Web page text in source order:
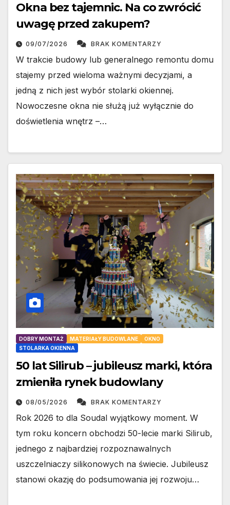
Okna bez tajemnic. Na co zwrócić
uwagę przed zakupem?
09/07/2026 BRAK KOMENTARZY
W trakcie budowy lub generalnego remontu domu
stajemy przed wieloma ważnymi decyzjami, a
jedną z nich jest wybór stolarki okiennej.
Nowoczesne okna nie służą już wyłącznie do
doświetlenia wnętrz –…
DOBRY MONTAŻ MATERIAŁY BUDOWLANE
OKNO
STOLARKA OKIENNA
50 lat Silirub – jubileusz marki, która
zmieniła rynek budowlany
08/05/2026 BRAK KOMENTARZY
Rok 2026 to dla Soudal wyjątkowy moment. W
tym roku koncern obchodzi 50-lecie marki Silirub,
jednego z najbardziej rozpoznawalnych
uszczelniaczy silikonowych na świecie. Jubileusz
stanowi okazję do podsumowania jej rozwoju…